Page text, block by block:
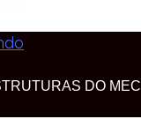
DO MECI